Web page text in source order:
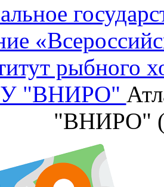
рыбного
"ВНИРО"
"ВНИРО"